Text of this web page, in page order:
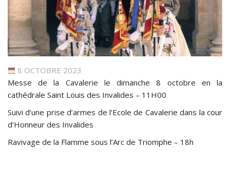
8 OCTOBRE 2023
Messe de la Cavalerie le dimanche 8 octobre en la
cathédrale Saint Louis des Invalides – 11H00
Suivi d’une prise d’armes de l’Ecole de Cavalerie dans la cour
d’Honneur des Invalides
Ravivage de la Flamme sous l’Arc de Triomphe – 18h